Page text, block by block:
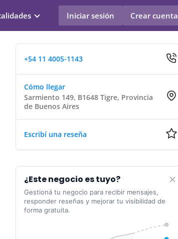
Iniciar sesión Crear cuenta
+54 11 4005-1143
Cómo llegar
Sarmiento 149, B1648 Tigre, Provincia
de Buenos Aires
Escribí una reseña
¿Este negocio es tuyo?
Gestioná tu negocio para recibir mensajes,
responder reseñas y mejorar tu visibilidad de
forma gratuita.